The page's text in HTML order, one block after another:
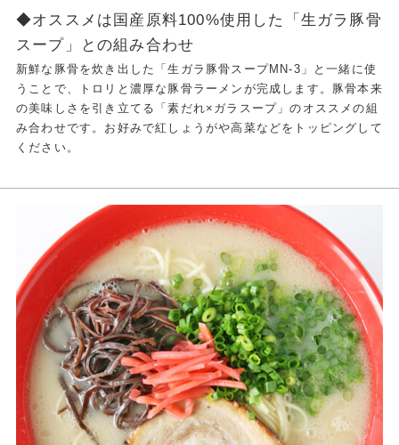
◆オススメは国産原料100%使用した「生ガラ豚骨
スープ」との組み合わせ
新鮮な豚骨を炊き出した「生ガラ豚骨スープMN-3」と一緒に使
うことで、トロリと濃厚な豚骨ラーメンが完成します。豚骨本来
の美味しさを引き立てる「素だれ×ガラスープ」のオススメの組
み合わせです。お好みで紅しょうがや高菜などをトッピングして
ください。